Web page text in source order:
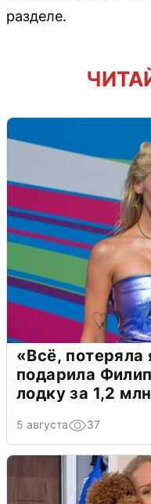
разделе.
«Всё,
подарила
лодку за 1,2
5 августа 37